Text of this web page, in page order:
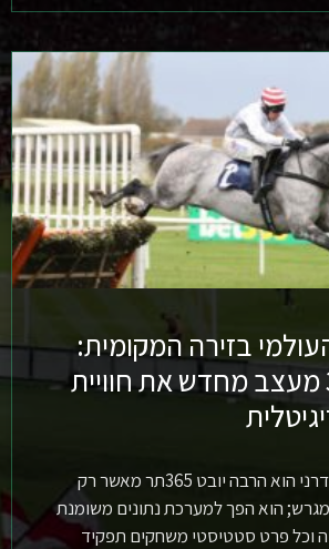
בזירה המקומית:
איך בט 365 מעצב מחדש את חוויית
עולם הספורט המודרני הוא הרבה יובט 365תר מאשר רק
הוא הפך למערכת נתונים משומנת
וכל פרט סטטיסטי משחקים תפקיד